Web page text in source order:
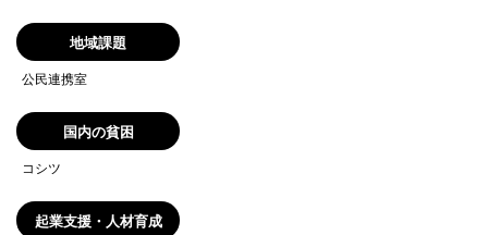
地域課題
公民連携室
国内の貧困
コシツ
起業支援・人材育成